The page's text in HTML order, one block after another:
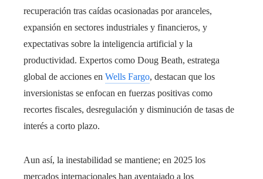
recuperación tras caídas ocasionadas por aranceles,
expansión en sectores industriales y financieros, y
expectativas sobre la inteligencia artificial y la
productividad. Expertos como Doug Beath, estratega
global de acciones en Wells Fargo, destacan que los
inversionistas se enfocan en fuerzas positivas como
recortes fiscales, desregulación y disminución de tasas de
interés a corto plazo.
Aun así, la inestabilidad se mantiene; en 2025 los
mercados internacionales han aventajado a los